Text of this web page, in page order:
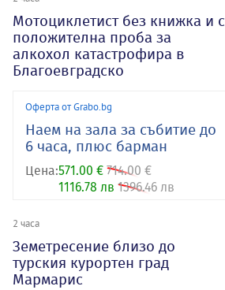
Мотоциклетист без книжка и с
положителна проба за
алкохол катастрофира в
Благоевградско
Оферта от Grabo.bg
Наем на зала за събитие до
6 часа, плюс барман
Цена:571.00 € 714.00 €
1116.78 лв 1396.46 лв
2 часа
Земетресение близо до
турския курортен град
Мармарис